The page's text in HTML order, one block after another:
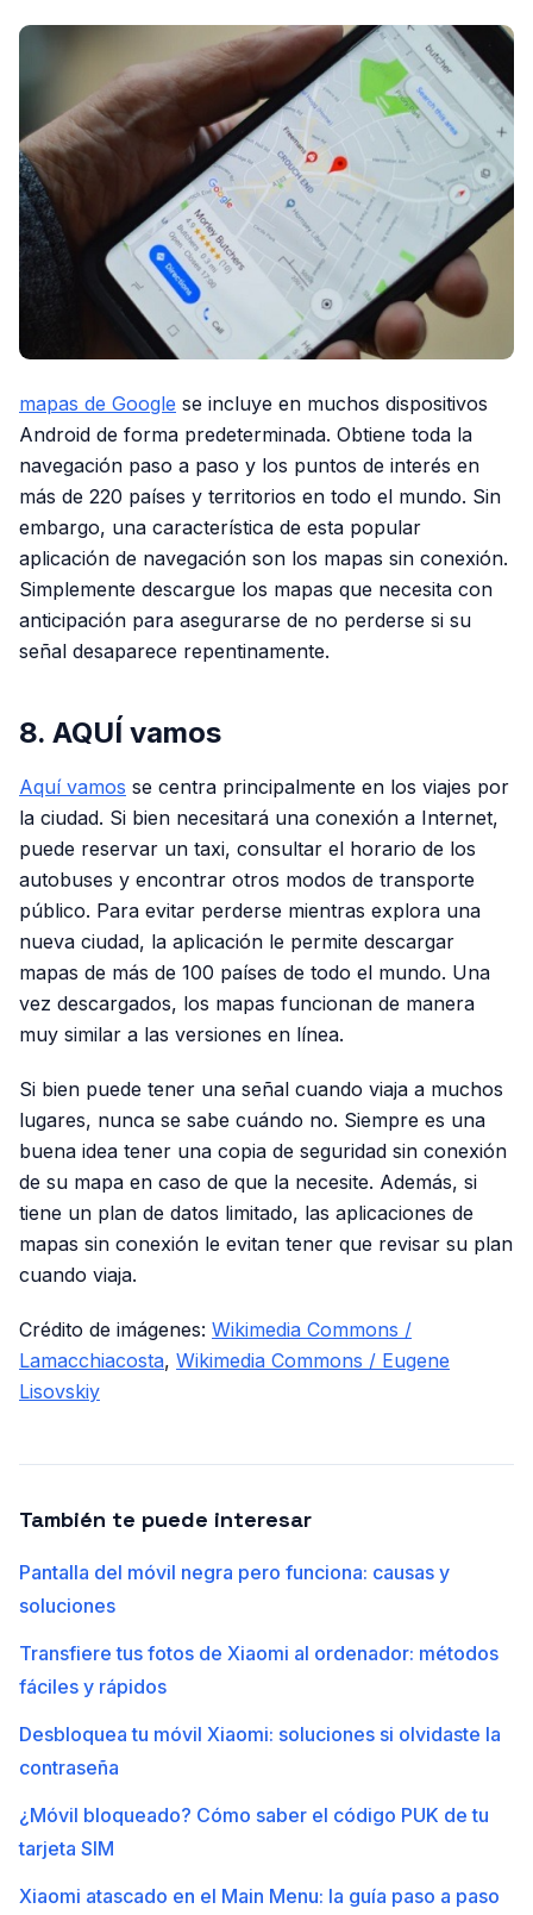
mapas de Google se incluye en muchos dispositivos
Android de forma predeterminada. Obtiene toda la
navegación paso a paso y los puntos de interés en
más de 220 países y territorios en todo el mundo. Sin
embargo, una característica de esta popular
aplicación de navegación son los mapas sin conexión.
Simplemente descargue los mapas que necesita con
anticipación para asegurarse de no perderse si su
señal desaparece repentinamente.
8. AQUÍ vamos
Aquí vamos se centra principalmente en los viajes por
la ciudad. Si bien necesitará una conexión a Internet,
puede reservar un taxi, consultar el horario de los
autobuses y encontrar otros modos de transporte
público. Para evitar perderse mientras explora una
nueva ciudad, la aplicación le permite descargar
mapas de más de 100 países de todo el mundo. Una
vez descargados, los mapas funcionan de manera
muy similar a las versiones en línea.
Si bien puede tener una señal cuando viaja a muchos
lugares, nunca se sabe cuándo no. Siempre es una
buena idea tener una copia de seguridad sin conexión
de su mapa en caso de que la necesite. Además, si
tiene un plan de datos limitado, las aplicaciones de
mapas sin conexión le evitan tener que revisar su plan
cuando viaja.
Crédito de imágenes: Wikimedia Commons /
Lamacchiacosta, Wikimedia Commons / Eugene
Lisovskiy
También te puede interesar
Pantalla del móvil negra pero funciona: causas y
soluciones
Transfiere tus fotos de Xiaomi al ordenador: métodos
fáciles y rápidos
Desbloquea tu móvil Xiaomi: soluciones si olvidaste la
contraseña
¿Móvil bloqueado? Cómo saber el código PUK de tu
tarjeta SIM
Xiaomi atascado en el Main Menu: la guía paso a paso